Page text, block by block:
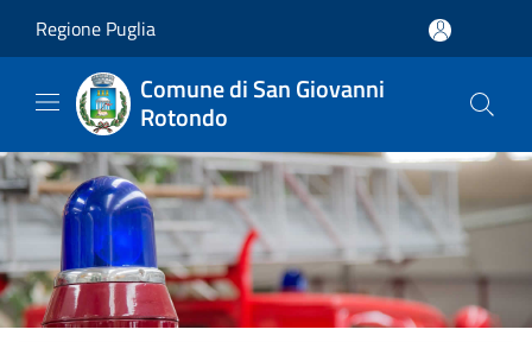
Regione Puglia
Comune di San Giovanni
Rotondo